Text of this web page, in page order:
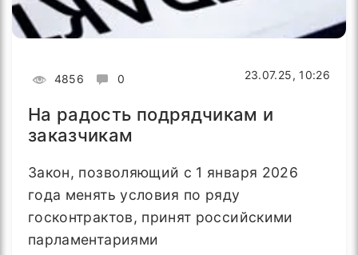
4856 0 23.07.25, 10:26
На радость подрядчикам и
заказчикам
Закон, позволяющий с 1 января 2026
года менять условия по ряду
госконтрактов, принят российскими
парламентариями